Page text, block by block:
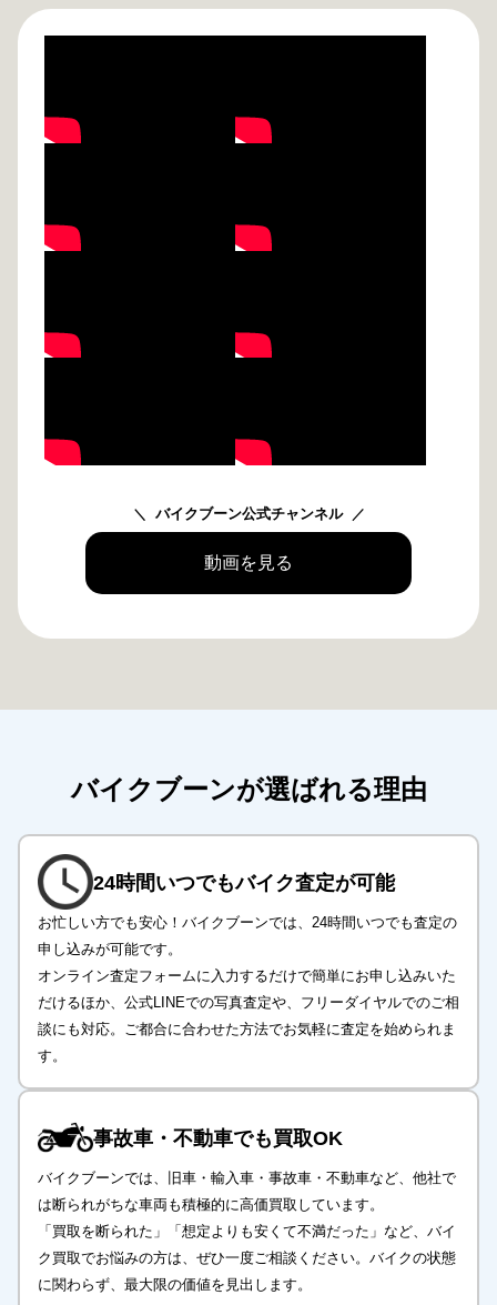
バイクブーン公式チャンネル
動画を見る
バイクブーンが選ばれる理由
24時間いつでもバイク査定が可能
お忙しい方でも安心！バイクブーンでは、24時間いつでも査定の
申し込みが可能です。
オンライン査定フォームに入力するだけで簡単にお申し込みいた
だけるほか、公式LINEでの写真査定や、フリーダイヤルでのご相
談にも対応。ご都合に合わせた方法でお気軽に査定を始められま
す。
事故車・不動車でも買取OK
バイクブーンでは、旧車・輸入車・事故車・不動車など、他社で
は断られがちな車両も積極的に高価買取しています。
「買取を断られた」「想定よりも安くて不満だった」など、バイ
ク買取でお悩みの方は、ぜひ一度ご相談ください。バイクの状態
に関わらず、最大限の価値を見出します。